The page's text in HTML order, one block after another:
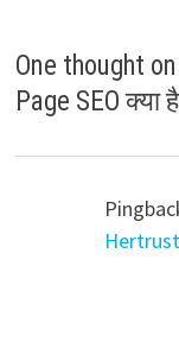
One thought on
Page SEO